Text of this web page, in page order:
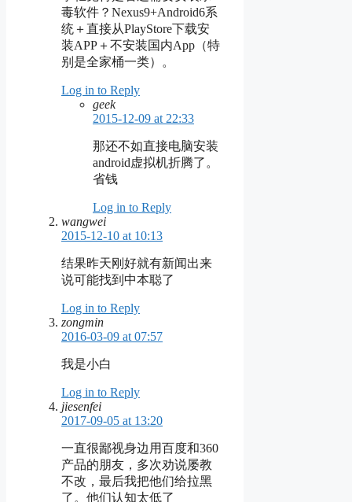
毒软件？Nexus9+Android6系
统＋直接从PlayStore下载安
装APP＋不安装国内App（特
别是全家桶一类）。
Log in to Reply
geek
2015-12-09 at 22:33
那还不如直接电脑安装
android虚拟机折腾了。
省钱
Log in to Reply
wangwei
2015-12-10 at 10:13
结果昨天刚好就有新闻出来
说可能找到中本聪了
Log in to Reply
zongmin
2016-03-09 at 07:57
我是小白
Log in to Reply
jiesenfei
2017-09-05 at 13:20
一直很鄙视身边用百度和360
产品的朋友，多次劝说屡教
不改，最后我把他们给拉黑
了。他们认知太低了